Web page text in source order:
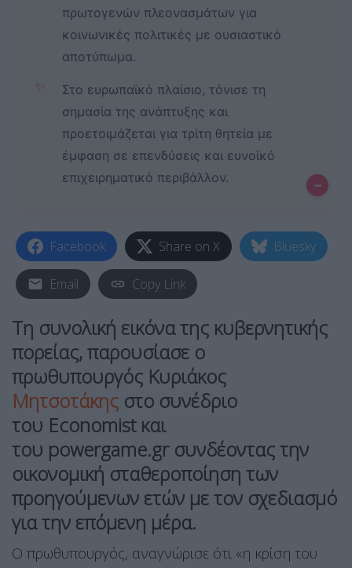
πρωτογενών πλεονασμάτων για
κοινωνικές πολιτικές με ουσιαστικό
αποτύπωμα.
✨
Στο ευρωπαϊκό πλαίσιο, τόνισε τη
σημασία της ανάπτυξης και
προετοιμάζεται για τρίτη θητεία με
έμφαση σε επενδύσεις και ευνοϊκό
επιχειρηματικό περιβάλλον.
–
Facebook Share on X Bluesky
Email Copy Link
Τη συνολική εικόνα της κυβερνητικής
πορείας, παρουσίασε ο
πρωθυπουργός Κυριάκος
Μητσοτάκης στο συνέδριο
του Economist και
του powergame.grσυνδέοντας την
οικονομική σταθεροποίηση των
προηγούμενων ετών με τον σχεδιασμό
για την επόμενη μέρα.
Ο πρωθυπουργός, αναγνώρισε ότι «η κρίση του